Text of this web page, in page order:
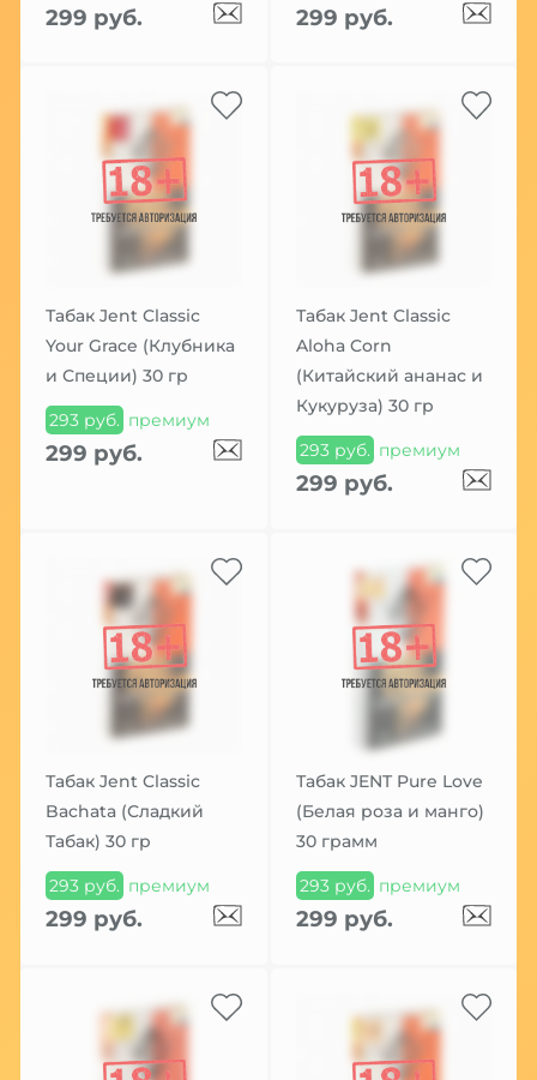
299 руб. 299 руб.
Табак Jent Classic
Your Grace (Клубника
и Специи) 30 гр
293 руб. премиум
299 руб.
Табак Jent Classic
Aloha Corn
(Китайский ананас и
Кукуруза) 30 гр
293 руб. премиум
299 руб.
Табак Jent Classic
Bachata (Сладкий
Табак) 30 гр
293 руб. премиум
299 руб.
Табак JENT Pure Love
(Белая роза и манго)
30 грамм
293 руб. премиум
299 руб.